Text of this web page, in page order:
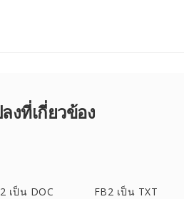
งที่เกี่ยวข้อง
เป็น DOC FB2 เป็น TXT